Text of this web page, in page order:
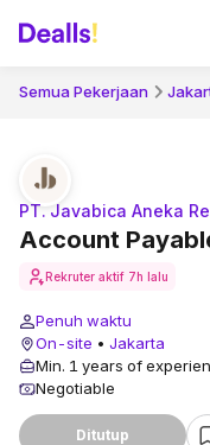
Semua Pekerjaan
Account
PT. Javabica Aneka
Rekruter aktif 7h lalu
Penuh waktu
On-site • Jakarta
Min. 1 years of
Negotiable
Ditutup